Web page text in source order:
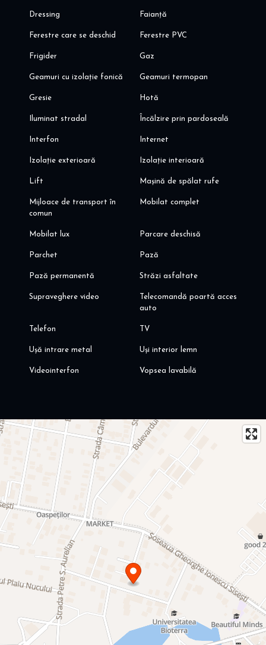
Dressing Faianță
Ferestre care se deschid Ferestre PVC
Frigider Gaz
Geamuri cu izolație fonică Geamuri termopan
Gresie Hotă
Iluminat stradal Încălzire prin pardoseală
Interfon Internet
Izolație exterioară Izolație interioară
Lift Mașină de spălat rufe
Mijloace de transport în
comun
Mobilat complet
Mobilat lux Parcare deschisă
Parchet Pază
Pază permanentă Străzi asfaltate
Supraveghere video
Telecomandă poartă acces
auto
Telefon TV
Ușă intrare metal Uși interior lemn
Videointerfon Vopsea lavabilă